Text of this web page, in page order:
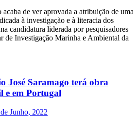
de ver aprovada a atribuição de uma
à investigação e à literacia dos
candidatura liderada por pesquisadores
de Investigação Marinha e Ambiental da
José Saramago terá obra
e em Portugal
Junho, 2022